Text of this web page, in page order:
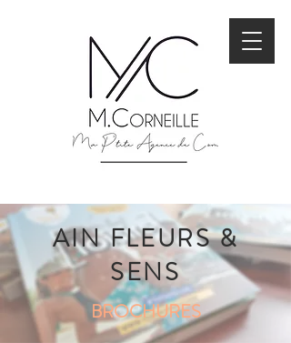
AIN FLEURS &
SENS
BROCHURES